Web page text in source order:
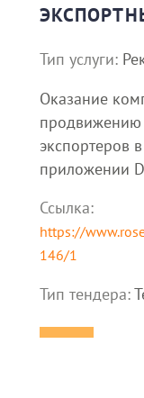
Тип услуги:
Оказание
продвижению
экспортеров
приложении
Ссылка:
https://
146/1
Тип тендера: